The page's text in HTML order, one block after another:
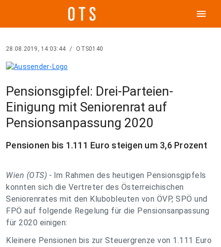
menu
28.08.2019, 14:03:44 / OTS0140
Pensionsgipfel: Drei-Parteien-
Einigung mit Seniorenrat auf
Pensionsanpassung 2020
Pensionen bis 1.111 Euro steigen um 3,6 Prozent
Wien (OTS) - Im Rahmen des heutigen Pensionsgipfels
konnten sich die Vertreter des Österreichischen
Seniorenrates mit den Klubobleuten von ÖVP, SPÖ und
FPÖ auf folgende Regelung für die Pensionsanpassung
für 2020 einigen:
Kleinere Pensionen bis zur Steuergrenze von 1.111 Euro